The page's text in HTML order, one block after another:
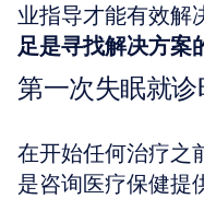
业指导才能有效解
足是寻找解决方案
第一次失眠就
在开始任何治疗之
是咨询医疗保健提